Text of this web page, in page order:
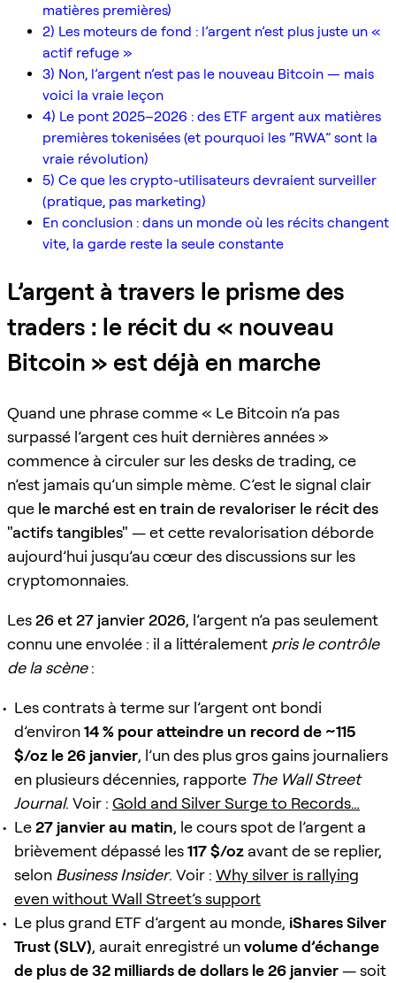
matières premières)
2) Les moteurs de fond : l’argent n’est plus juste un «
actif refuge »
3) Non, l’argent n’est pas le nouveau Bitcoin — mais
voici la vraie leçon
4) Le pont 2025–2026 : des ETF argent aux matières
premières tokenisées (et pourquoi les “RWA” sont la
vraie révolution)
5) Ce que les crypto-utilisateurs devraient surveiller
(pratique, pas marketing)
En conclusion : dans un monde où les récits changent
vite, la garde reste la seule constante
L’argent à travers le prisme des
traders : le récit du « nouveau
Bitcoin » est déjà en marche
Quand une phrase comme « Le Bitcoin n’a pas
surpassé l’argent ces huit dernières années »
commence à circuler sur les desks de trading, ce
n’est jamais qu’un simple mème. C’est le signal clair
que le marché est en train de revaloriser le récit des
"actifs tangibles" — et cette revalorisation déborde
aujourd’hui jusqu’au cœur des discussions sur les
cryptomonnaies.
Les26 et 27 janvier 2026, l’argent n’a pas seulement
connu une envolée : il a littéralement pris le contrôle
de la scène:
Les contrats à terme sur l’argent ont bondi
d’environ14 % pour atteindre un record de ~115
$/oz le 26 janvier, l’un des plus gros gains journaliers
en plusieurs décennies, rapporte The Wall Street
Journal. Voir : Gold and Silver Surge to Records…
Le27 janvier au matin, le cours spot de l’argent a
brièvement dépassé les117 $/oz avant de se replier,
selon Business Insider. Voir : Why silver is rallying
even without Wall Street’s support
Le plus grand ETF d’argent au monde, iShares Silver
Trust (SLV), aurait enregistré unvolume d’échange
de plus de 32 milliards de dollars le 26 janvier— soit